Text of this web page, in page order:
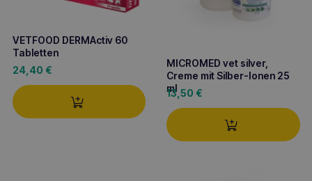
VETFOOD DERMActiv 60
Tabletten
24,40 €
MICROMED vet silver,
Creme mit Silber-Ionen 25
ml
13,50 €